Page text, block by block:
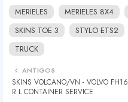
MERIELES
MERIELES 8X4
SKINS TOE 3
STYLO ETS2
TRUCK
ANTIGOS
SKINS VOLCANO/VN - VOLVO FH16
R L CONTAINER SERVICE